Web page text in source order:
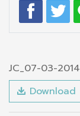
JC_07-03-2014
Download